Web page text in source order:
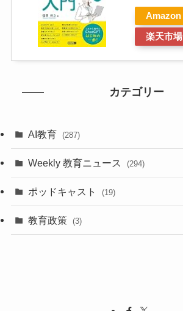
Amazon
楽天市場
カテゴリー
AI教育 (287)
Weekly 教育ニュース (294)
ポッドキャスト (19)
教育政策 (3)